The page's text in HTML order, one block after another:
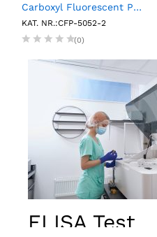
Carboxyl Fluorescent Particles, Yellow, 0.5%w/v, 5.0-5.9µm, 2mL
KAT. NR.:CFP-5052-2
(0)
ELISA Test